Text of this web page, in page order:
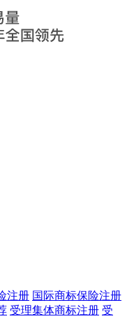
注册 国际商标保险注册
受理集体商标注册 受